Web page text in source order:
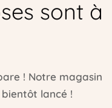
sont à
! Notre magasin
lancé !